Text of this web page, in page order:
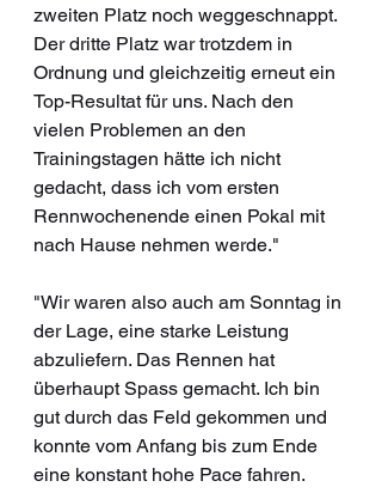
zweiten Platz noch weggeschnappt.
Der dritte Platz war trotzdem in
Ordnung und gleichzeitig erneut ein
Top-Resultat für uns. Nach den
vielen Problemen an den
Trainingstagen hätte ich nicht
gedacht, dass ich vom ersten
Rennwochenende einen Pokal mit
nach Hause nehmen werde."
"Wir waren also auch am Sonntag in
der Lage, eine starke Leistung
abzuliefern. Das Rennen hat
überhaupt Spass gemacht. Ich bin
gut durch das Feld gekommen und
konnte vom Anfang bis zum Ende
eine konstant hohe Pace fahren.